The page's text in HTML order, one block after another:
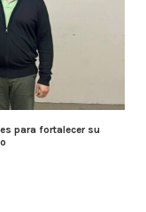
para fortalecer su